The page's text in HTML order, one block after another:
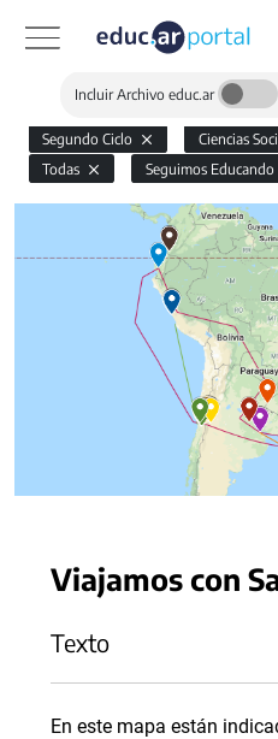
Incluir Archivo educ.ar
Segundo Ciclo Ciencias
Todas
Seguimos Educando
Viajamos con
Texto
En este mapa están